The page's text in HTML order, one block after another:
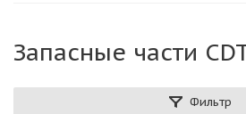
Запасные части
Фильтр